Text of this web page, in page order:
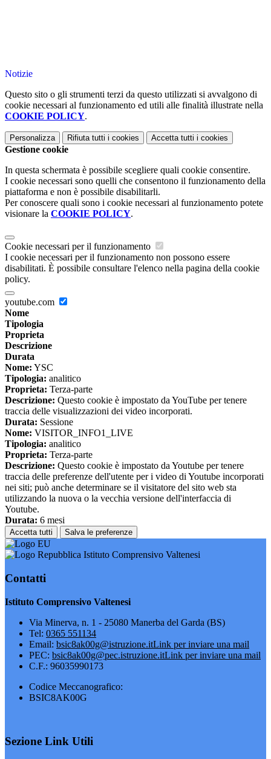
Notizie
Questo sito o gli strumenti terzi da questo utilizzati si avvalgono di
cookie necessari al funzionamento ed utili alle finalità illustrate nella
COOKIE POLICY.
Personalizza Rifiuta tutti i cookies Accetta tutti i cookies
Gestione cookie
In questa schermata è possibile scegliere quali cookie consentire.
I cookie necessari sono quelli che consentono il funzionamento della
piattaforma e non è possibile disabilitarli.
Per conoscere quali sono i cookie necessari al funzionamento potete
visionare la COOKIE POLICY.
Cookie necessari per il funzionamento
I cookie necessari per il funzionamento non possono essere
disabilitati. È possibile consultare l'elenco nella pagina della cookie
policy.
youtube.com
Nome
Tipologia
Proprieta
Descrizione
Durata
Nome: YSC
Tipologia: analitico
Proprieta: Terza-parte
Descrizione: Questo cookie è impostato da YouTube per tenere
traccia delle visualizzazioni dei video incorporati.
Durata: Sessione
Nome: VISITOR_INFO1_LIVE
Tipologia: analitico
Proprieta: Terza-parte
Descrizione: Questo cookie è impostato da Youtube per tenere
traccia delle preferenze dell'utente per i video di Youtube incorporati
nei siti; può anche determinare se il visitatore del sito web sta
utilizzando la nuova o la vecchia versione dell'interfaccia di
Youtube.
Durata: 6 mesi
Accetta tutti Salva le preferenze
Istituto Comprensivo Valtenesi
Contatti
Istituto Comprensivo Valtenesi
Via Minerva, n. 1 - 25080 Manerba del Garda (BS)
Tel: 0365 551134
Email: bsic8ak00g@istruzione.itLink per inviare una mail
PEC: bsic8ak00g@pec.istruzione.itLink per inviare una mail
C.F.: 96035990173
Codice Meccanografico:
BSIC8AK00G
Sezione Link Utili